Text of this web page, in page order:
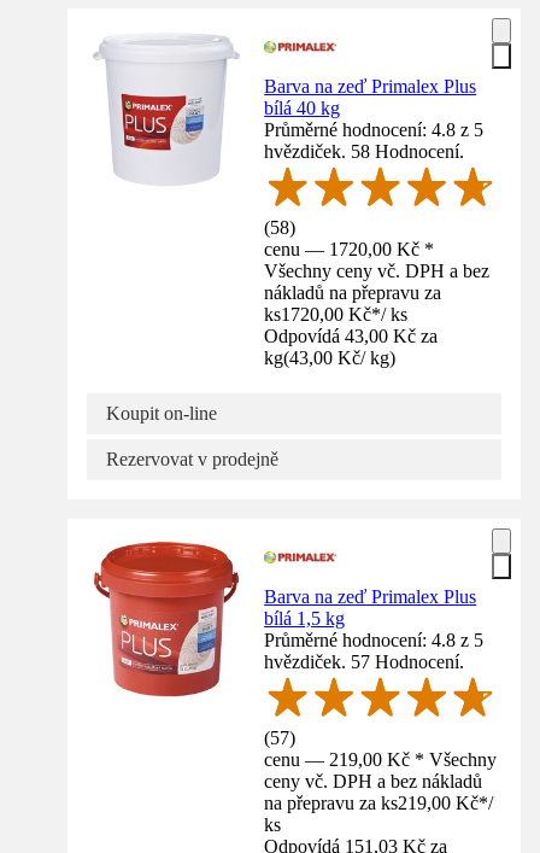
Barva na zeď Primalex Plus
bílá 40 kg
Průměrné hodnocení: 4.8 z 5
hvězdiček. 58 Hodnocení.
(58)
cenu — 1720,00 Kč *
Všechny ceny vč. DPH a bez
nákladů na přepravu za
ks1720,00 Kč*/ ks
Odpovídá 43,00 Kč za
kg(43,00 Kč/ kg)
Koupit on-line
Rezervovat v prodejně
Barva na zeď Primalex Plus
bílá 1,5 kg
Průměrné hodnocení: 4.8 z 5
hvězdiček. 57 Hodnocení.
(57)
cenu — 219,00 Kč * Všechny
ceny vč. DPH a bez nákladů
na přepravu za ks219,00 Kč*/
ks
Odpovídá 151,03 Kč za